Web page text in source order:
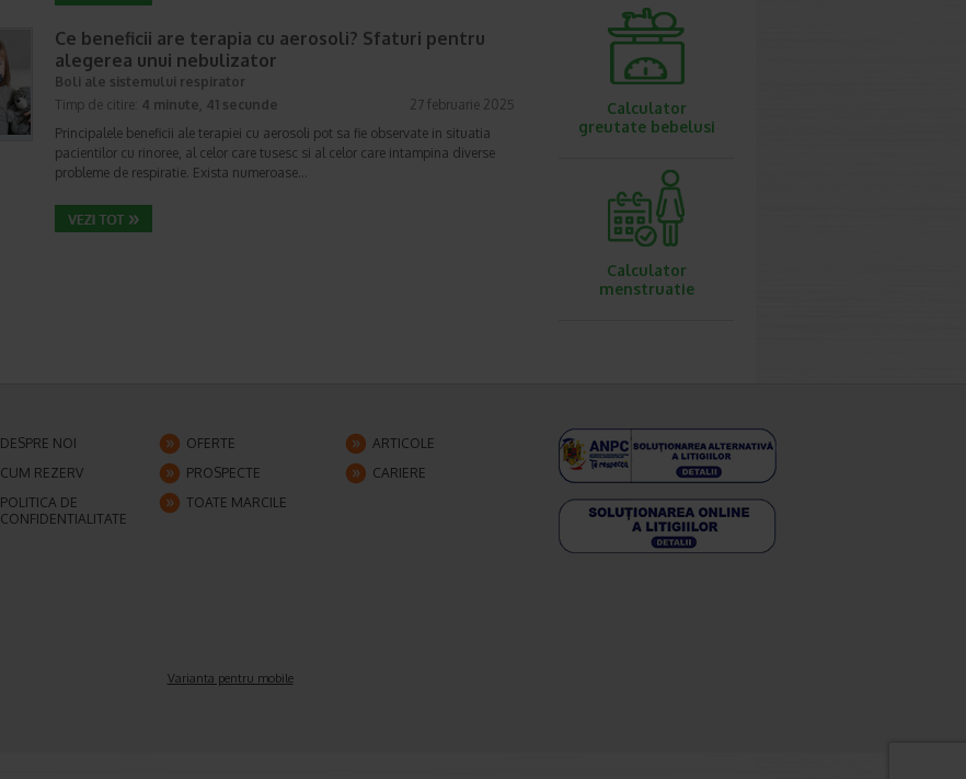
Ce beneficii are terapia cu aerosoli? Sfaturi pentru
alegerea unui nebulizator
Boli ale sistemului respirator
Timp de citire: 4 minute, 41 secunde
27 februarie 2025
Principalele beneficii ale terapiei cu aerosoli pot sa fie observate in situatia
pacientilor cu rinoree, al celor care tusesc si al celor care intampina diverse
probleme de respiratie. Exista numeroase…
Calculator
greutate bebelusi
Calculator
menstruatie
DESPRE NOI OFERTE
ARTICOLE
CUM REZERV
PROSPECTE
CARIERE
POLITICA DE
CONFIDENTIALITATE
TOATE MARCILE
Varianta pentru mobile